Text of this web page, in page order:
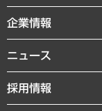
共生・ダイバーシティ
GRC（ガバナンス・リ
経済・産業・雇用・労働
レポート
コラム
経営用語集
受託・受注実績（官公庁
セミナー・イベント情報
MUFGビジネスセミナー
受託案件情報
企業情報
私たちの想い
社長メッセージ
会社概要
ニュース
ニュースリリース
お知らせ
採用情報